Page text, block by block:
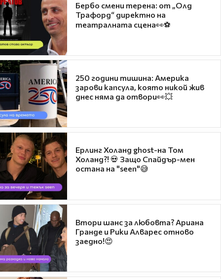
Бербо смени терена: от „Олд
Трафорд“ директно на
театралната сцена👀⚽
250 години тишина: Америка
зарови капсула, която никой жив
днес няма да отвори👀💥
Ерлинг Холанд ghost-на Том
Холанд?! 💀 Защо Спайдър-мен
остана на "seen"😅
Втори шанс за любовта? Ариана
Гранде и Рики Алварес отново
заедно!😍